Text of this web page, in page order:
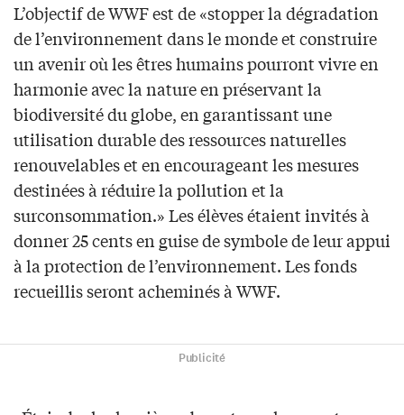
L’objectif de WWF est de «stopper la dégradation
de l’environnement dans le monde et construire
un avenir où les êtres humains pourront vivre en
harmonie avec la nature en préservant la
biodiversité du globe, en garantissant une
utilisation durable des ressources naturelles
renouvelables et en encourageant les mesures
destinées à réduire la pollution et la
surconsommation.» Les élèves étaient invités à
donner 25 cents en guise de symbole de leur appui
à la protection de l’environnement. Les fonds
recueillis seront acheminés à WWF.
Publicité